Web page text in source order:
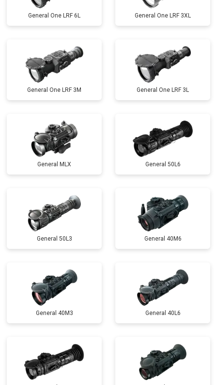
General One LRF 6L General One LRF 3XL
General One LRF 3M General One LRF 3L
General MLX General 50L6
General 50L3 General 40M6
General 40M3 General 40L6